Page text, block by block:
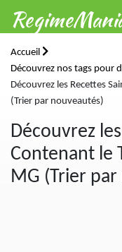
Accueil
Découvrez nos tags pour
Découvrez les Recettes
(Trier par nouveautés)
Découvrez
Contenant le
MG (Trier